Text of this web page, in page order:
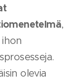
,
olevia